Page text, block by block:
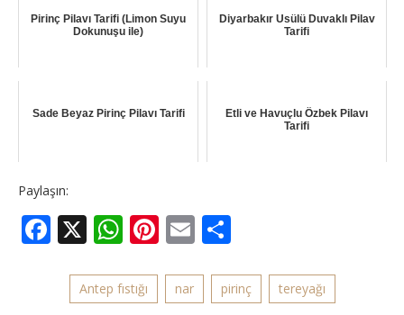
Pirinç Pilavı Tarifi (Limon Suyu
Dokunuşu ile)
Diyarbakır Usülü Duvaklı Pilav
Tarifi
Sade Beyaz Pirinç Pilavı Tarifi
Etli ve Havuçlu Özbek Pilavı
Tarifi
Paylaşın:
Facebook
X WhatsApp
Pinterest
Email
Antep fıstığı nar pirinç tereyağı